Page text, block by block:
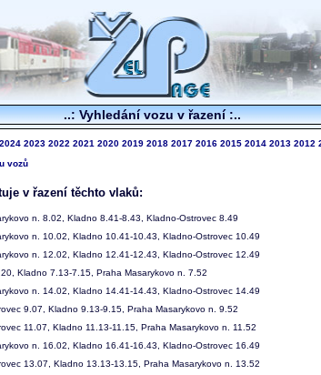
..: Vyhledání vozu v řazení :..
2024 2023 2022 2021 2020 2019 2018 2017 2016 2015 2014 2013 2012
vozů
v řazení těchto vlaků:
n. 8.02, Kladno 8.41-8.43, Kladno-Ostrovec 8.49
n. 10.02, Kladno 10.41-10.43, Kladno-Ostrovec 10.49
n. 12.02, Kladno 12.41-12.43, Kladno-Ostrovec 12.49
Kladno 7.13-7.15, Praha Masarykovo n. 7.52
n. 14.02, Kladno 14.41-14.43, Kladno-Ostrovec 14.49
9.07, Kladno 9.13-9.15, Praha Masarykovo n. 9.52
11.07, Kladno 11.13-11.15, Praha Masarykovo n. 11.52
n. 16.02, Kladno 16.41-16.43, Kladno-Ostrovec 16.49
13.07, Kladno 13.13-13.15, Praha Masarykovo n. 13.52